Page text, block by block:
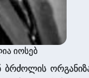
იოსებ